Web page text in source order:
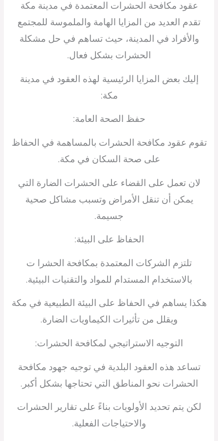
عقود مكافحة الحشرات المعتمدة في مدينة مكة
تقدم العديد من المزايا الهامة والملموسة للمجتمع
والأفراد في المدينة، حيث تساهم في حل مشكلة
الحشرات بشكل فعال.
إليك بعض المزايا الرئيسية لهذه العقود في مدينة
مكة:
حفظ الصحة العامة:
تقوم عقود مكافحة الحشرات بالمساهمة في الحفاظ
على صحة السكان في مكة.
لان تعمل على القضاء على الحشرات الضارة التي
يمكن أن تنقل الأمراض وتسبب مشاكل صحية
جسيمة.
الحفاظ على البيئة:
تلتزم الشركات المعتمدة بمكافحة الحشرا ت
بالاستخدام المستدام للمواد والتقنيات البيئية.
هكذا يساهم في الحفاظ على البيئة الطبيعية في مكة
ويقلل من تأثيرات الكيماويات الضارة.
التوجيه الاستراتيجي لمكافحة الحشرات:
تساعد هذه العقود البلدية في توجيه جهود مكافحة
الحشرات نحو المناطق التي تحتاجها بشكل أكبر.
لكن يتم تحديد الأولويات بناءً على تقارير الحشرات
والاحتياجات الفعلية.